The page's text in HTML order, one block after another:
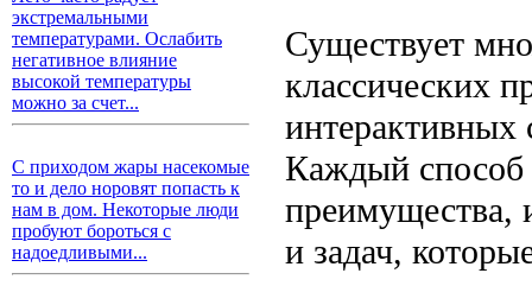
экстремальными
температурами. Ослабить
негативное влияние
высокой температуры
можно за счет...
С приходом жары насекомые
то и дело норовят попасть к
нам в дом. Некоторые люди
пробуют бороться с
надоедливыми...
Существует
классических
интерактивных
Каждый способ
преимущества,
и задач,